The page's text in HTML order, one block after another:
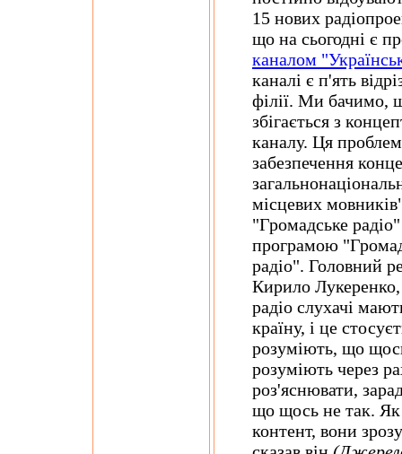
15 нових
що на сьогодні є
каналом
каналі є п'ять
філії. Ми бачимо,
збігається з
каналу. Ця
забезпечення
місцевих
"Громадське
програмою
радіо". Головний
Кирило
радіо слухачі
країну, і це
розуміють, що
розуміють через
роз'яснювати,
що щось не так. Як
контент, вони